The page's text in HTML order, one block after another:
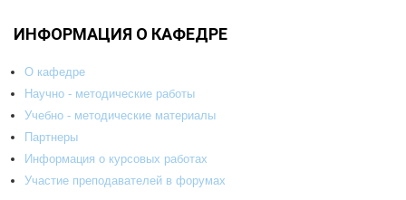
ИНФОРМАЦИЯ О КАФЕДРЕ
О кафедре
Научно - методические работы
Учебно - методические материалы
Партнеры
Информация о курсовых работах
Участие преподавателей в форумах